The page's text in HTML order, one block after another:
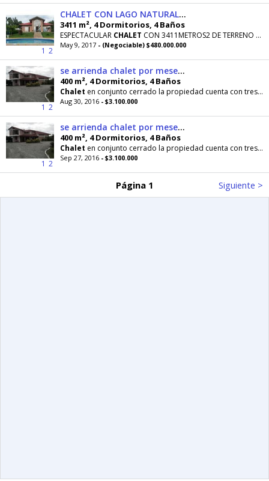
1 2
CHALET CON LAGO NATURAL, VIA TEBAIDA . 3.411METROS2
3411 m², 4 Dormitorios, 4 Baños
ESPECTACULAR CHALET CON 3411METROS2 DE TERRENO Y CASA DE 210METROS2 , CON 4 ALCOBAS, 4 -BAÑOS,
May 9, 2017 - (Negociable) $480.000.000
1 2
se arrienda chalet por meses o días vía al aeropuerto
400 m², 4 Dormitorios, 4 Baños
Chalet en conjunto cerrado la propiedad cuenta con tres propiedades independientes ,una es la casa
Aug 30, 2016 - $3.100.000
1 2
se arrienda chalet por meses o días vía aeropuerto
400 m², 4 Dormitorios, 4 Baños
Chalet en conjunto cerrado la propiedad cuenta con tres propiedades independientes ,una es la casa
Sep 27, 2016 - $3.100.000
Página 1 Siguiente >